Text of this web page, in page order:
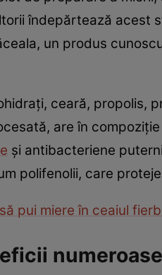
îndepărtează acest
un produs
ceară, propolis,
are în
și antibacteriene
polifenolii, care
pui miere în ceaiul
numeroase